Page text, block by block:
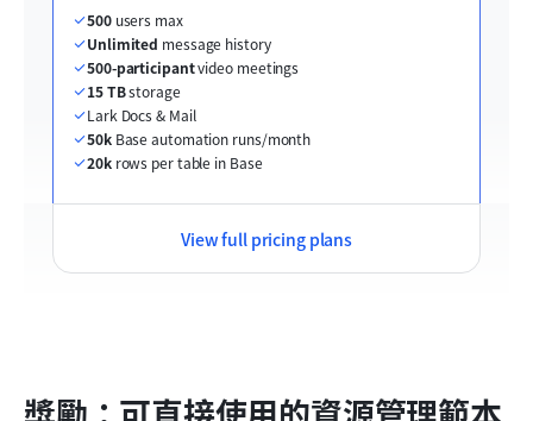
500 users max
Unlimited message history
500-participant video meetings
15 TB storage
Lark Docs & Mail
50k Base automation runs/month
20k rows per table in Base
View full pricing plans